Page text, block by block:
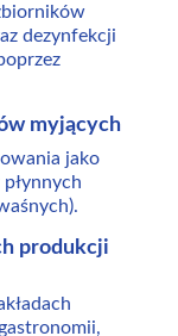
dezynfekcji
myjących
jako
produkcji